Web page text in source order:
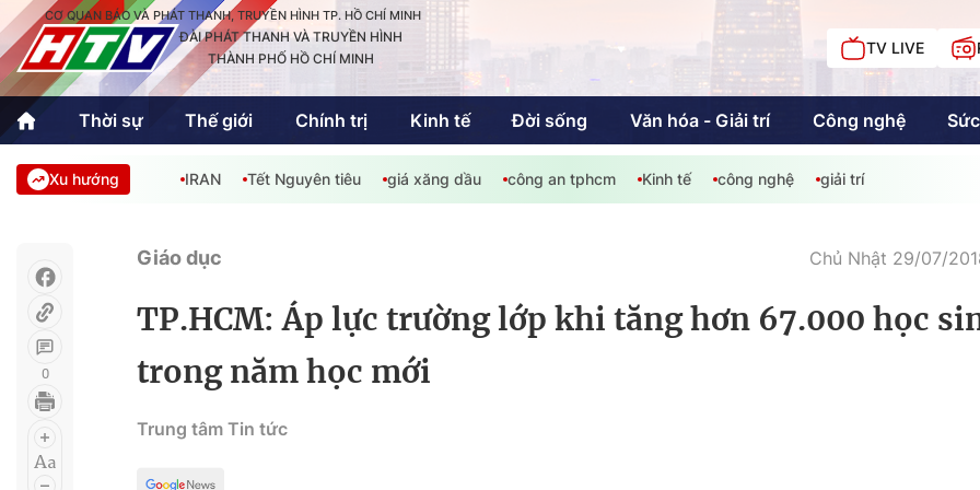
CƠ QUAN BÁO VÀ PHÁT THANH, TRUYỀN HÌNH TP. HỒ CHÍ MINH
ĐÀI PHÁT THANH VÀ TRUYỀN HÌNH
THÀNH PHỐ HỒ CHÍ MINH
TV LIVE
Thời sự Thế giới Chính trị Kinh tế Đời sống Văn hóa - Giải trí Công nghệ
Thời sự
Thể thao
Quốc tế
Văn hóa - Giải trí
Giáo dục Kinh tế
An Sinh
Công nghệ
Xu hướng IRAN Tết Nguyên tiêu giá xăng dầu công an tphcm Kinh tế công nghệ giải trí
0
Giáo dục Chủ Nhật 29/07/
TP.HCM: Áp lực trường lớp khi tăng hơn 67.000 học
trong năm học mới
Trung tâm Tin tức